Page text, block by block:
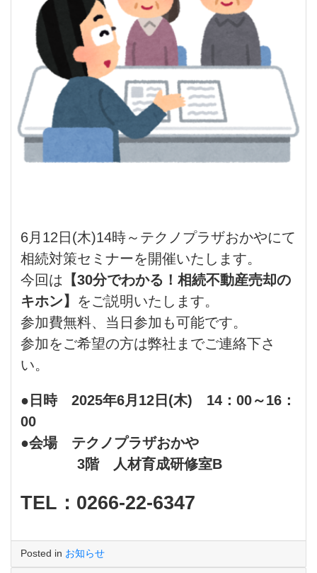
6月12日(木)14時～テクノプラザおかやにて
相続対策セミナーを開催いたします。
今回は 【30分でわかる！相続不動産売却の
キホン】
をご説明いたします。
参加費無料、当日参加も可能です。
参加をご希望の方は弊社までご連絡下さ
い。
●日時 2025年6月12日(木) 14：00～16：
00
●会場 テクノプラザおかや
3階 人材育成研修室B
TEL：0266-22-6347
Posted in お知らせ